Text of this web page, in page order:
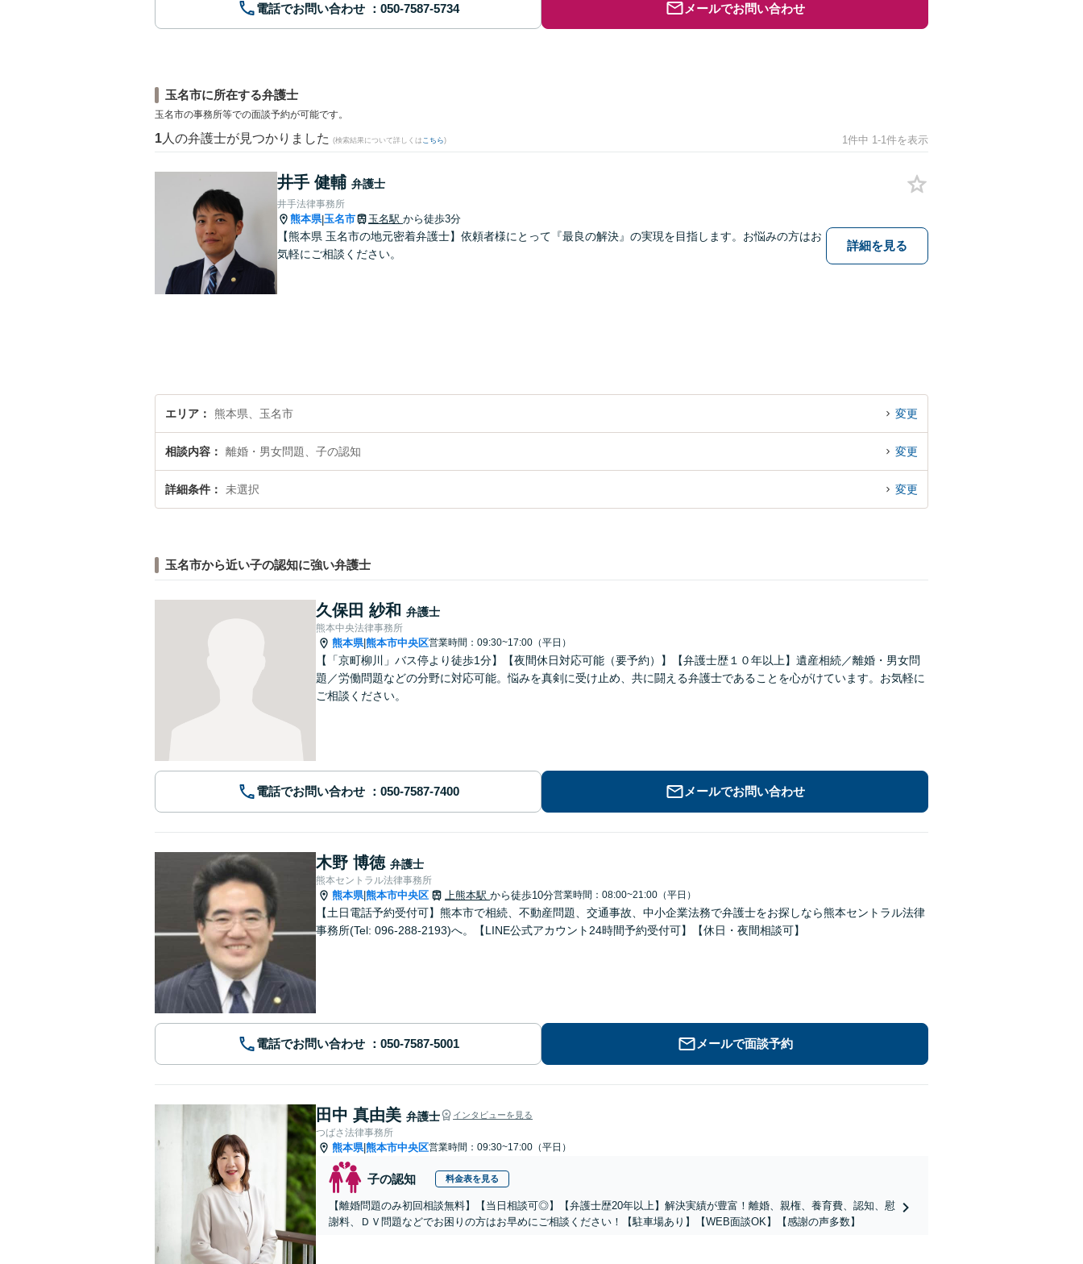
電話でお問い合わせ メールでお問い合わせ
玉名市に所在する弁護士
玉名市の事務所等での面談予約が可能です。
1 人の弁護士が見つかりました (検索結果について詳しくは こちら) 1件中 1-1件を表示
井手 健輔 弁護士
井手法律事務所
熊本県|玉名市 玉名駅 から徒歩3分
【熊本県 玉名市の地元密着弁護士】依頼者様にとって『最良の解決』の実現を目指します。お悩みの方はお
気軽にご相談ください。
詳細を見る
エリア 熊本県、玉名市 変更
相談内容 離婚・男女問題、子の認知 変更
詳細条件 未選択 変更
玉名市から近い子の認知に強い弁護士
久保田 紗和 弁護士
熊本中央法律事務所
熊本県|熊本市中央区営業時間：09:30~17:00（平日）
【「京町柳川」バス停より徒歩1分】【夜間休日対応可能（要予約）】【弁護士歴１０年以上】遺産相続／離婚・男女問
題／労働問題などの分野に対応可能。悩みを真剣に受け止め、共に闘える弁護士であることを心がけています。お気軽に
ご相談ください。
電話でお問い合わせ メールでお問い合わせ
木野 博徳 弁護士
熊本セントラル法律事務所
熊本県|熊本市中央区 上熊本駅 から徒歩10分営業時間：08:00~21:00（平日）
【土日電話予約受付可】熊本市で相続、不動産問題、交通事故、中小企業法務で弁護士をお探しなら熊本セントラル法律
事務所(Tel: 096-288-2193)へ。【LINE公式アカウント24時間予約受付可】【休日・夜間相談可】
電話でお問い合わせ メールで面談予約
田中 真由美 弁護士 インタビューを見る
つばさ法律事務所
熊本県|熊本市中央区営業時間：09:30~17:00（平日）
子の認知 料金表を見る
【離婚問題のみ初回相談無料】【当日相談可◎】【弁護士歴20年以上】解決実績が豊富！離婚、親権、養育費、認知、慰
謝料、ＤＶ問題などでお困りの方はお早めにご相談ください！【駐車場あり】【WEB面談OK】【感謝の声多数】